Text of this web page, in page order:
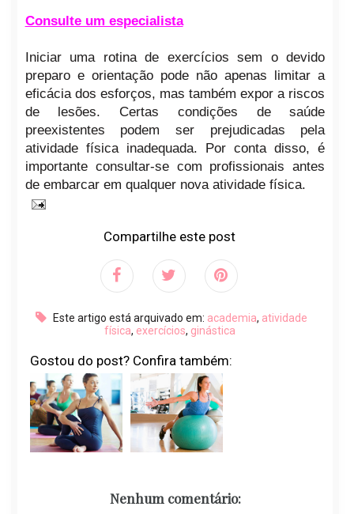
Consulte um especialista
Iniciar uma rotina de exercícios sem o devido
preparo e orientação pode não apenas limitar a
eficácia dos esforços, mas também expor a riscos
de lesões. Certas condições de saúde
preexistentes podem ser prejudicadas pela
atividade física inadequada. Por conta disso, é
importante consultar-se com profissionais antes
de embarcar em qualquer nova atividade física.
Compartilhe este post
Este artigo está arquivado em: academia, atividade
física, exercícios, ginástica
Gostou do post? Confira também:
Nenhum comentário: